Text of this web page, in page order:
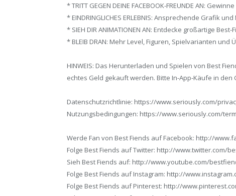
* TRITT GEGEN DEINE FACEBOOK-FREUNDE AN:
* EINDRINGLICHES ERLEBNIS: Ansprechende Grafik
* SIEH DIR ANIMATIONEN AN: Entdecke großartige Best-
* BLEIB DRAN: Mehr Level, Figuren, Spielvarianten
HINWEIS: Das Herunterladen und Spielen von Best
echtes Geld gekauft werden. Bitte In-App-Käufe in
Datenschutzrichtlinie: https://www.seriously.com/
Nutzungsbedingungen: https://www.seriously.com/
Werde Fan von Best Fiends auf Facebook: http://
Folge Best Fiends auf Twitter: http://www.twitter.com/
Sieh Best Fiends auf: http://www.youtube.com/
Folge Best Fiends auf Instagram: http://
Folge Best Fiends auf Pinterest: http://